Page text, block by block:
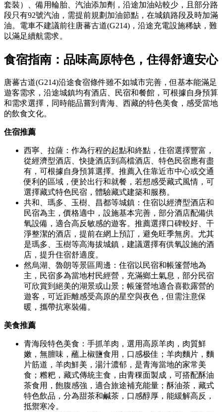
套裝）、備用輪胎、汽油添加劑，沿途加油站較少，且部分路
段只有92號汽油，需提前規劃加油節點，在城鎮路段及時加滿
油。電車不建議前往唐蕃古道(G214)，沿途充電設施稀缺，難
以滿足續航需求。
食宿指南：品味高原特色，住得舒適安心
唐蕃古道(G214)沿途食宿條件雖不如城市完善，但基本能滿足
遊客需求，沿途城鎮均有酒店、民宿和餐館，可根據自身預算
和需求選擇，同時能品嘗到青海、西藏的特色美食，感受當地
的飲食文化。
住宿推薦
西寧、拉薩：作為行程的起點和終點，住宿選擇豐富，
從經濟型酒店、快捷酒店到高檔酒店、特色民宿應有盡
有，可根據自身預算選擇。推薦入住靠近市中心或交通
便利的區域，便於出行和就餐，若想感受藏式風情，可
選擇藏式特色民宿，體驗藏式建築和服務。
共和、瑪多、玉樹、昌都等城鎮：住宿以經濟型酒店和
民宿為主，價格適中，設施基本完善，部分酒店配備供
氧設備，適合高反敏感的遊客。推薦選擇口碑較好、干
淨整潔的酒店，提前在網上預訂，避免旺季無房。尤其
是瑪多、玉樹等高海拔城鎮，建議選擇有供氧設施的酒
店，提升住宿舒適度。
然烏湖、魯朗等景區周邊：住宿以民宿和帳篷營地為
主，民宿多為當地村民經營，充滿鄉土氣息，部分民宿
可欣賞到絕美的湖景或山景；帳篷營地適合喜歡露營的
遊客，可近距離感受高原的星空與夜色，但需注意保
暖，攜帶抗寒裝備。
美食推薦
青海段特色美食：手抓羊肉，選用高原羊肉，肉質鮮
嫩，無膻味，蘸上椒鹽食用，口感极佳；羊肉麵片，麵
片筋道，羊肉鮮美，湯汁濃郁，是青海當地的家常美
食；糌粑，藏式傳統主食，由青稞面製成，可搭配酥油
茶食用，飽腹感強，適合旅途補充能量；酥油茶，藏式
特色飲品，分為甜茶和鹹茶，口感醇厚，能緩解高反，
抵禦寒冷。